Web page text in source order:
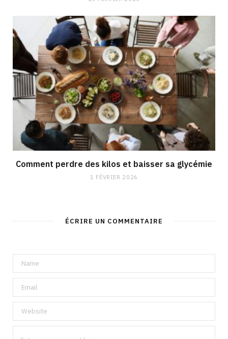
Comment perdre des kilos et baisser sa glycémie
1 FÉVRIER 2026
ÉCRIRE UN COMMENTAIRE